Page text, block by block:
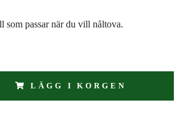
som passar när du vill nåltova.
LÄGG I KORGEN